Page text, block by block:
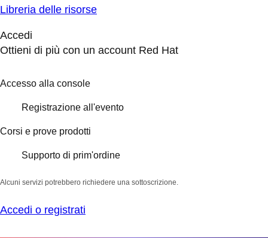
Libreria delle risorse
Accedi
Ottieni di più con un account Red Hat
Accesso alla console
Registrazione all'evento
Corsi e prove prodotti
Supporto di prim'ordine
Alcuni servizi potrebbero richiedere una sottoscrizione.
Accedi o registrati